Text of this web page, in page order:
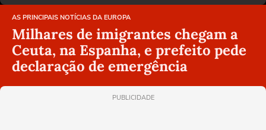
AS PRINCIPAIS NOTÍCIAS DA EUROPA
Milhares de imigrantes chegam a
Ceuta, na Espanha, e prefeito pede
declaração de emergência
PUBLICIDADE